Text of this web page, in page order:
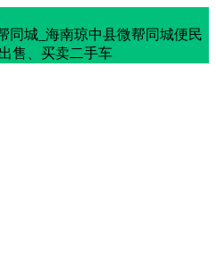
同城_海南琼中县微帮同城便民
售、买卖二手车